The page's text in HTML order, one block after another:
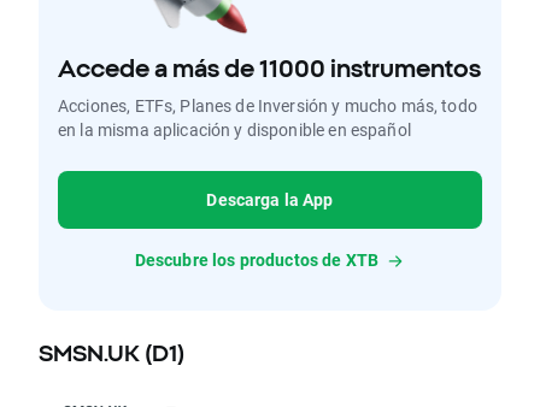
Accede a más de 11000 instrumentos
Acciones, ETFs, Planes de Inversión y mucho más, todo
en la misma aplicación y disponible en español
Descarga la App
Descubre los productos de XTB
SMSN.UK (D1)